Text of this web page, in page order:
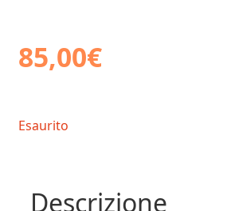
85,00€
Esaurito
Descrizione